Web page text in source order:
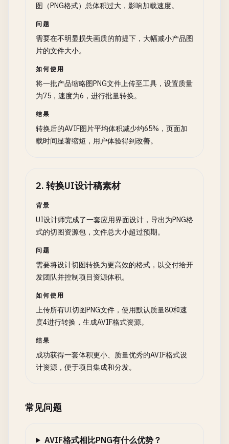
图（PNG格式）总体积过大，影响加载速度。
问题
需要在不明显损失画质的前提下，大幅减小产品图
片的文件大小。
如何使用
将一批产品缩略图PNG文件上传至工具，设置质量
为75，速度为6，进行批量转换。
结果
转换后的AVIF图片平均体积减少约65%，页面加
载时间显著缩短，用户体验得到改善。
2. 转换UI设计稿素材
背景
UI设计师完成了一套应用界面设计，导出为PNG格
式的切图资源包，文件总大小超过预期。
问题
需要将设计切图转换为更高效的格式，以交付给开
发团队并控制项目资源体积。
如何使用
上传所有UI切图PNG文件，使用默认质量80和速
度4进行转换，生成AVIF格式资源。
结果
成功获得一套体积更小、质量优秀的AVIF格式设
计资源，便于项目集成和分发。
常见问题
AVIF格式相比PNG有什么优势？